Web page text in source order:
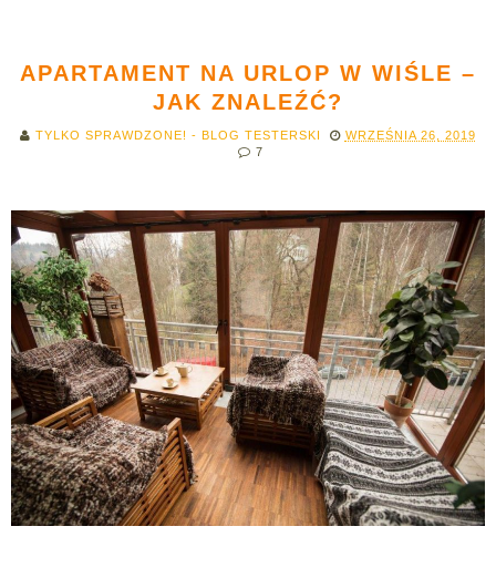
APARTAMENT NA URLOP W WIŚLE –
JAK ZNALEŹĆ?
TYLKO SPRAWDZONE! - BLOG TESTERSKI
WRZEŚNIA 26, 2019
7